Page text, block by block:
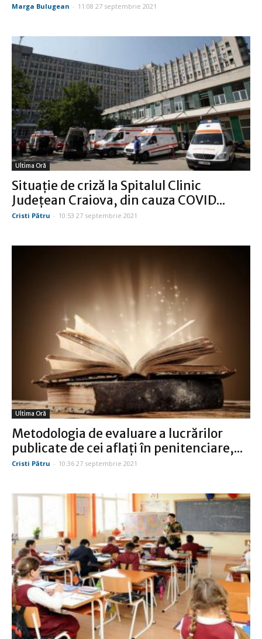
Marga Bulugean - 11:08 27 septembrie 2021
Ultima Oră
Situaţie de criză la Spitalul Clinic
Judeţean Craiova, din cauza COVID...
Cristi Pătru - 10:53 27 septembrie 2021
Ultima Oră
Metodologia de evaluare a lucrărilor
publicate de cei aflaţi în penitenciare,...
Cristi Pătru - 10:36 27 septembrie 2021